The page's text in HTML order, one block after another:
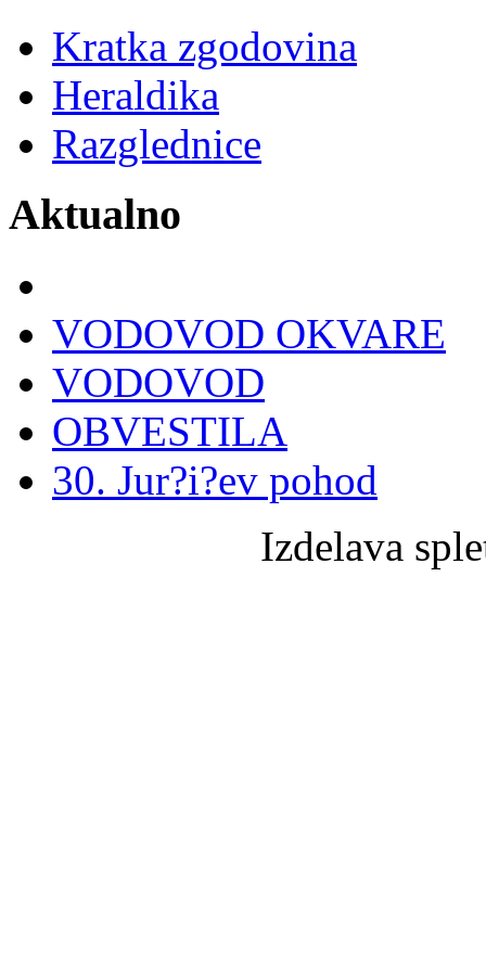
Kratka zgodovina
Heraldika
Razglednice
Aktualno
VODOVOD OKVARE
VODOVOD
OBVESTILA
30. Jur?i?ev pohod
Izdelava